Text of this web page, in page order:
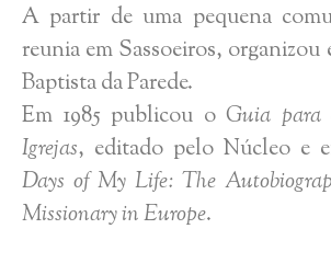
A partir de uma pequena
reunia em Sassoeiros, organizou
Baptista da Parede.
Em 1985 publicou o Guia para
Igrejas, editado pelo Núcleo e
Days of My Life: The
Missionary in Europe.